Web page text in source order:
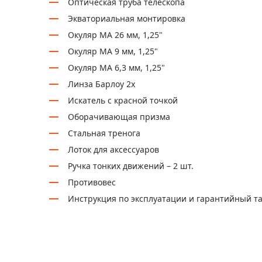
Экваториальная монтировка
Окуляр MA 26 мм, 1,25"
Окуляр MA 9 мм, 1,25"
Окуляр MA 6,3 мм, 1,25"
Линза Барлоу 2х
Искатель с красной точкой
Оборачивающая призма
Стальная тренога
Лоток для аксессуаров
Ручка тонких движений – 2 шт.
Противовес
Инструкция по эксплуатации и гарантийный